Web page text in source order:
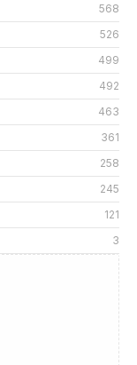
568
526
499
492
463
361
258
245
121
3